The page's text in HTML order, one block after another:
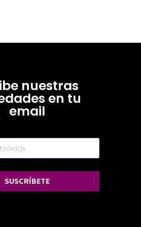
nuestras
en tu
email
SUSCRÍBETE